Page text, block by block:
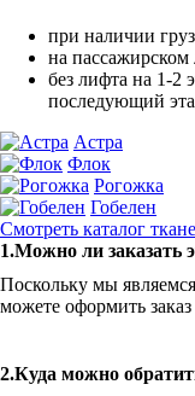
при наличии
на
без лифта на 1-2
последующий
Астра
Флок
Рогожка
Гобелен
Смотреть каталог
1.Можно ли заказать
Поскольку мы
можете оформить
2.Куда можно